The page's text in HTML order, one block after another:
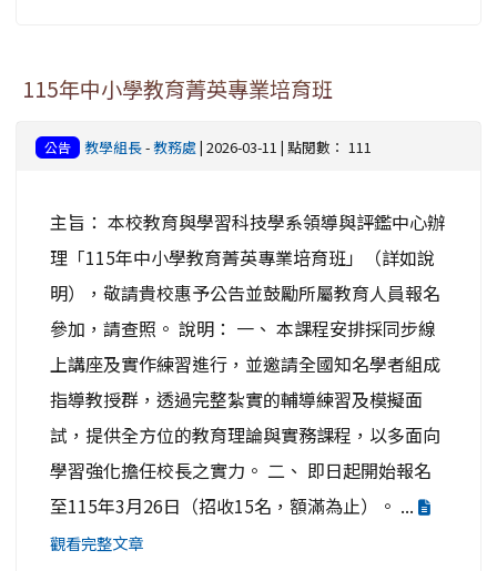
115年中小學教育菁英專業培育班
公告 教學組長-教務處 | 2026-03-11 | 點閱數： 111
主旨： 本校教育與學習科技學系領導與評鑑中心辦
理「115年中小學教育菁英專業培育班」（詳如說
明），敬請貴校惠予公告並鼓勵所屬教育人員報名
參加，請查照。 說明： 一、 本課程安排採同步線
上講座及實作練習進行，並邀請全國知名學者組成
指導教授群，透過完整紮實的輔導練習及模擬面
試，提供全方位的教育理論與實務課程，以多面向
學習強化擔任校長之實力。 二、 即日起開始報名
至115年3月26日（招收15名，額滿為止）。 ...
觀看完整文章